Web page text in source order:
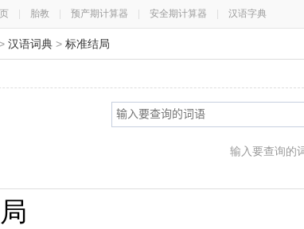
胎教 预产期计算器 安全期计算器 汉语字典
汉语词典 > 标准结局
输入要查询的